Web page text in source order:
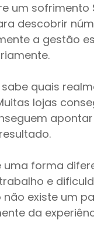
um sofrimento
descobrir
a gestão
quais
lojas
forma
e
existe um
da